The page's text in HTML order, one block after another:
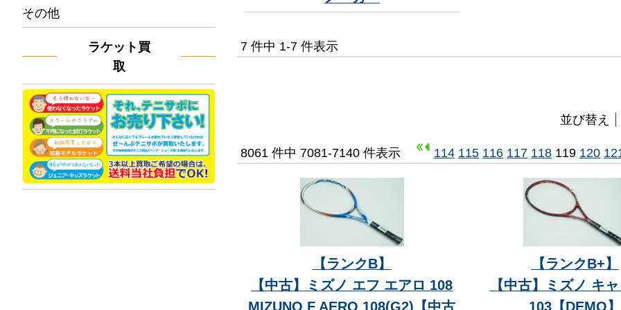
その他
ラケット買
取
7 件中 1-7 件表示
並び替え
8061 件中 7081-7140 件表示 114 115 116 117 118 119 120
【ランクB】
【中古】ミズノ エフ エアロ 108
MIZUNO F AERO 108(G2)【中古
【ランクB+】
【中古】ミズノ キ
103【DEMO】